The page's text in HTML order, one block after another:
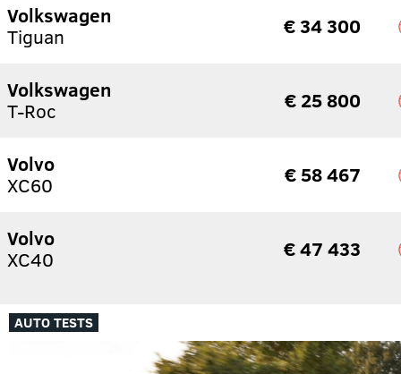
Volkswagen
Tiguan
€ 34 300
Volkswagen
T-Roc
€ 25 800
Volvo
XC60
€ 58 467
Volvo
XC40
€ 47 433
AUTO TESTS